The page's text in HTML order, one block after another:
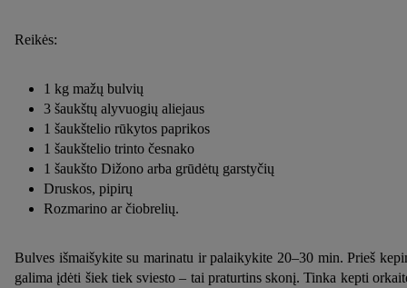
Reikės:
1 kg mažų bulvių
3 šaukštų alyvuogių aliejaus
1 šaukštelio rūkytos paprikos
1 šaukštelio trinto česnako
1 šaukšto Dižono arba grūdėtų garstyčių
Druskos, pipirų
Rozmarino ar čiobrelių.
Bulves išmaišykite su marinatu ir palaikykite 20–30 min. Prieš
galima įdėti šiek tiek sviesto – tai praturtins skonį. Tinka kepti